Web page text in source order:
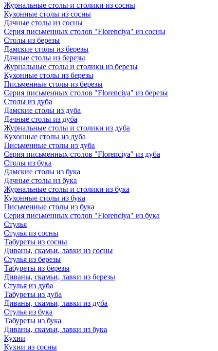
Журнальные столы и столики из сосны
Кухонные столы из сосны
Дачные столы из сосны
Серия письменных столов "Florenciya" из сосны
Столы из березы
Дамские столы из березы
Дачные столы из березы
Журнальные столы и столики из березы
Кухонные столы из березы
Письменные столы из березы
Серия письменных столов "Florenciya" из березы
Столы из дуба
Дамские столы из дуба
Дачные столы из дуба
Журнальные столы и столики из дуба
Кухонные столы из дуба
Письменные столы из дуба
Серия письменных столов "Florenciya" из дуба
Столы из бука
Дамские столы из бука
Дачные столы из бука
Журнальные столы и столики из бука
Кухонные столы из бука
Письменные столы из бука
Серия письменных столов "Florenciya" из бука
Стулья
Стулья из сосны
Табуреты из сосны
Диваны, скамьи, лавки из сосны
Стулья из березы
Табуреты из березы
Диваны, скамьи, лавки из березы
Стулья из дуба
Табуреты из дуба
Диваны, скамьи, лавки из дуба
Стулья из бука
Табуреты из бука
Диваны, скамьи, лавки из бука
Кухни
Кухни из сосны